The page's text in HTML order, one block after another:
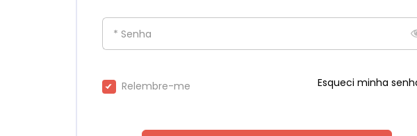
* Senha
Relembre-me Esqueci minha